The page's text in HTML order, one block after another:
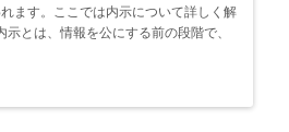
ます。ここでは内示について詳しく解
とは、情報を公にする前の段階で、